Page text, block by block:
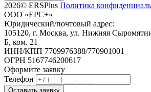
2026© ERSPlus Политика
ООО «ЕРС+»
Юридический/почтовый адрес:
105120, г. Москва, ул. Нижняя
Б, ком. 21
ИНН/КПП 7709976388/770901001
ОГРН 5167746200617
Оформите заявку
Телефон
Оставить заявку